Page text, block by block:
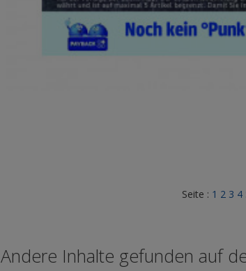
Seite : 1 2 3 4
Andere Inhalte gefunden auf